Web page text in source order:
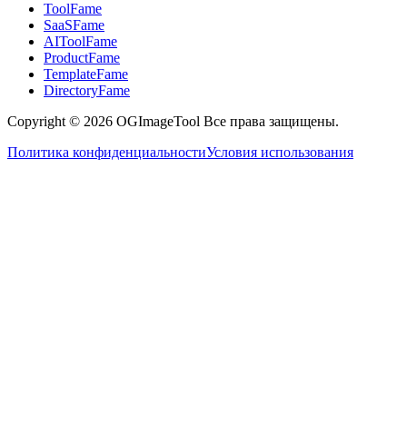
ToolFame
SaaSFame
AIToolFame
ProductFame
TemplateFame
DirectoryFame
Copyright © 2026 OGImageTool Все права защищены.
Политика конфиденциальностиУсловия использования